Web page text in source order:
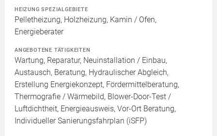
HEIZUNG SPEZIALGEBIETE
Pelletheizung, Holzheizung, Kamin / Ofen,
Energieberater
ANGEBOTENE TÄTIGKEITEN
Wartung, Reparatur, Neuinstallation / Einbau,
Austausch, Beratung, Hydraulischer Abgleich,
Erstellung Energiekonzept, Fördermittelberatung,
Thermografie / Wärmebild, Blower-Door-Test /
Luftdichtheit, Energieausweis, Vor-Ort Beratung,
Individueller Sanierungsfahrplan (iSFP)